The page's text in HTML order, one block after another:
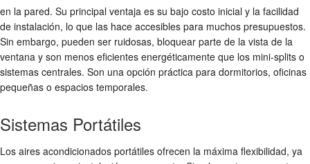
en la pared. Su principal ventaja es su bajo costo inicial y la facilidad
de instalación, lo que las hace accesibles para muchos presupuestos.
Sin embargo, pueden ser ruidosas, bloquear parte de la vista de la
ventana y son menos eficientes energéticamente que los mini-splits o
sistemas centrales. Son una opción práctica para dormitorios, oficinas
pequeñas o espacios temporales.
Sistemas Portátiles
Los aires acondicionados portátiles ofrecen la máxima flexibilidad, ya